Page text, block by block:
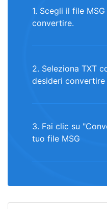
1. Scegli il file
convertire.
2. Seleziona TXT
desideri convertire
3. Fai clic su
tuo file MSG